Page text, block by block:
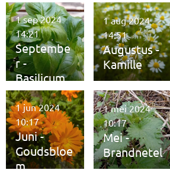
Septembe
r -
Basilicum
1 sep 2024
14:21
Augustus -
Kamille
1 aug 2024
14:51
Juni -
Goudsbloe
m
1 jun 2024
10:17
Mei -
Brandnetel
1 mei 2024
10:17